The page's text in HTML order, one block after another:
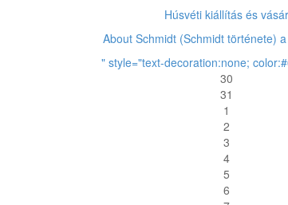
Húsvéti kiállítás és vásár
About Schmidt (Schmidt története)
" style="text-decoration:none;
30
31
1
2
3
4
5
6